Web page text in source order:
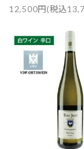
12,500円(税込